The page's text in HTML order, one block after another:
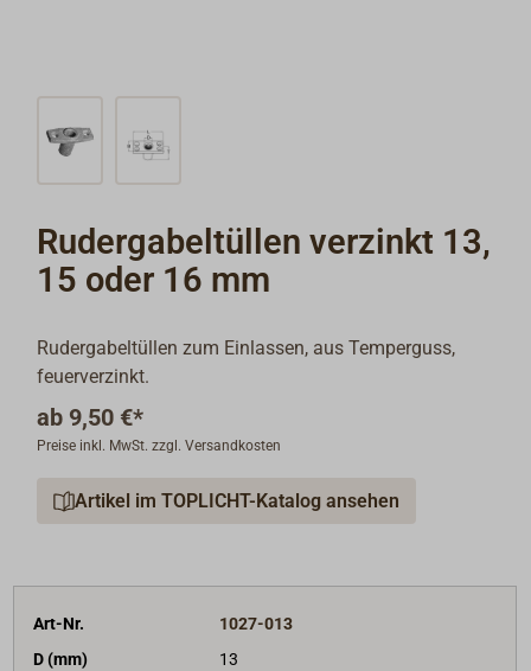
Rudergabeltüllen verzinkt 13,
15 oder 16 mm
Rudergabeltüllen zum Einlassen, aus Temperguss,
feuerverzinkt.
ab 9,50 €*
Preise inkl. MwSt. zzgl. Versandkosten
Artikel im TOPLICHT-Katalog ansehen
Art-Nr.
1027-013
D (mm)
13